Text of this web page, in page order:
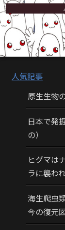
人気記事
原生生物
日本で発
の）
ヒグマは
ラに襲わ
海生爬虫
今の復元